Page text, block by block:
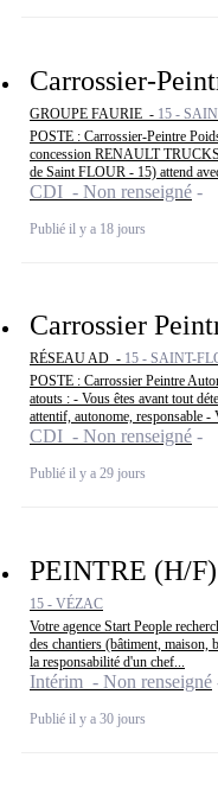
Carrossier-
GROUPE FAURIE - 15 -
POSTE : Carrossier-Peintre
concession RENAULT
de Saint FLOUR - 15) attend
CDI - Non renseigné
Publié il y a 18 jours
Carrossier
RÉSEAU AD - 15 - SAINT-
POSTE : Carrossier Peintre
atouts : - Vous êtes avant tout
attentif, autonome, responsable -
CDI - Non renseigné
Publié il y a 29 jours
PEINTRE (H/F)
15 - VÉZAC
Votre agence Start People
des chantiers (bâtiment, maison,
la responsabilité d'un chef...
Intérim - Non renseigné
Publié il y a 30 jours